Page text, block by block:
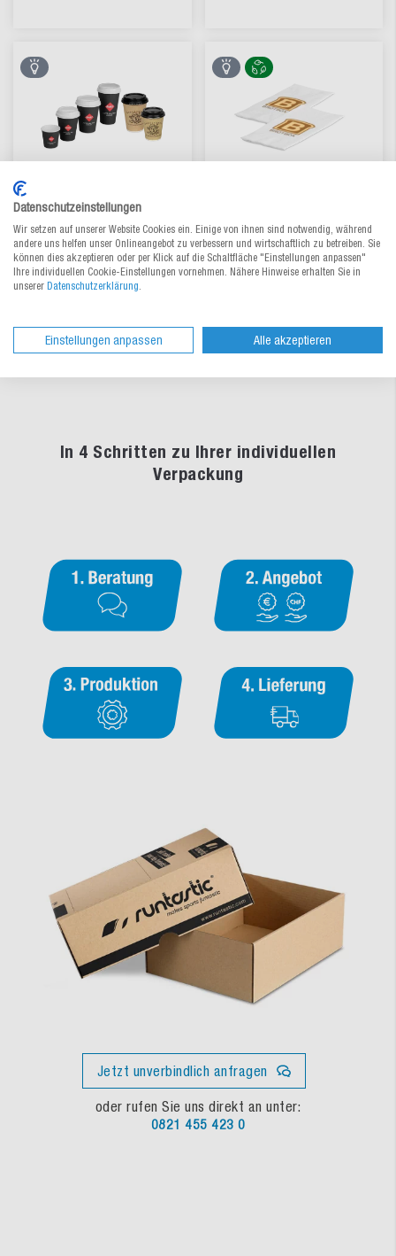
Diesen Artikel nach Ihren
Jetzt konfigurieren
bedrucken
Diesen Artikel nach Ihren
Jetzt individualisieren
In 4 Schritten zu Ihrer individuellen
Verpackung
Jetzt unverbindlich anfragen
oder rufen Sie uns direkt an unter:
0821 455 423 0
Datenschutzeinstellungen
Wir setzen auf unserer Website Cookies ein. Einige von ihnen sind notwendig, während
andere uns helfen unser Onlineangebot zu verbessern und wirtschaftlich zu betreiben. Sie
können dies akzeptieren oder per Klick auf die Schaltfläche "Einstellungen anpassen"
Ihre individuellen Cookie-Einstellungen vornehmen. Nähere Hinweise erhalten Sie in
unserer Datenschutzerklärung
Einstellungen anpassen Alle akzeptieren